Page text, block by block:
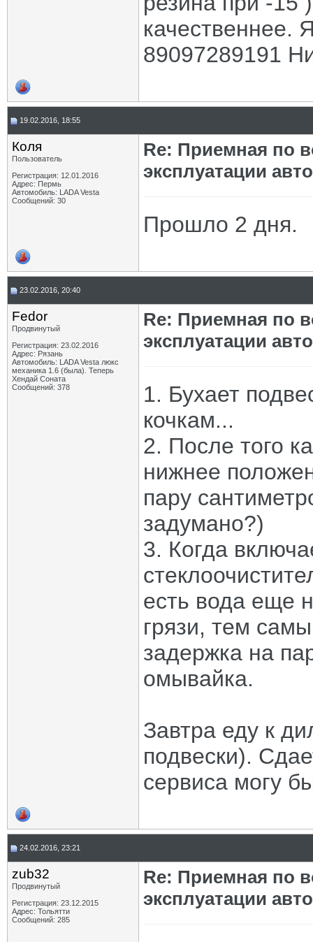
качественнее.
89097289191
19.02.2016, 18:55
Коля
Пользователь
Регистрация: 12.01.2016
Адрес: Пермь
Автомобиль: LADA Vesta
Сообщений: 30
Re: Приемная по
эксплуатации
Прошло 2 дня.
23.02.2016, 20:40
Fedor
Продвинутый
Регистрация: 23.02.2016
Адрес: Рязань
Автомобиль: LADA Vesta люкс
механика 1.6 (была). Теперь
Хендай Соната
Сообщений: 378
Re: Приемная по
эксплуатации
1. Бухает
кочкам...
2. После того
нижнее
пару
задумано?)
3. Когда
есть вода еще
грязи, тем
задержка на
омывайка.
Завтра еду к
подвески).
сервиса могу
24.02.2016, 23:21
zub32
Продвинутый
Регистрация: 23.12.2015
Адрес: Тольятти
Сообщений: 285
Re: Приемная по
эксплуатации